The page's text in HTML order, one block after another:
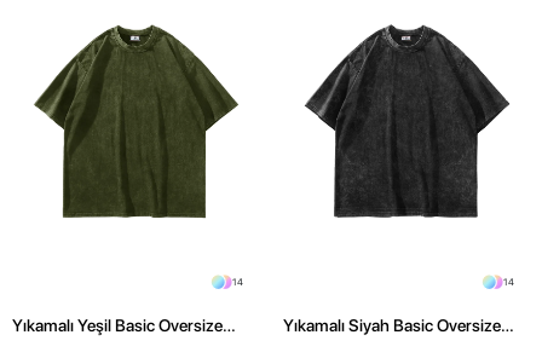
14
Yıkamalı Yeşil Basic Oversize
14
Yıkamalı Siyah Basic Oversize